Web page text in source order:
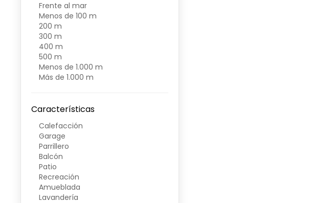
Frente al mar
Menos de 100 m
200 m
300 m
400 m
500 m
Menos de 1.000 m
Más de 1.000 m
Características
Calefacción
Garage
Parrillero
Balcón
Patio
Recreación
Amueblada
Lavandería